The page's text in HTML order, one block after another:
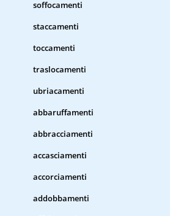
soffocamenti
staccamenti
toccamenti
traslocamenti
ubriacamenti
abbaruffamenti
abbracciamenti
accasciamenti
accorciamenti
addobbamenti